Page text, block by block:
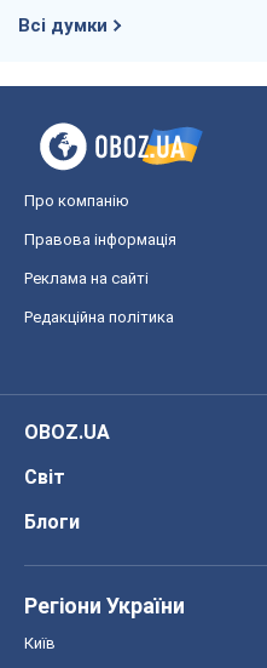
Всі думки
Про компанію
Правова інформація
Реклама на сайті
Редакційна політика
OBOZ.UA
Світ
Блоги
Регіони України
Київ